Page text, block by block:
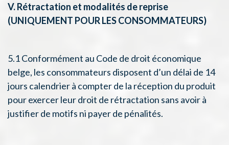
V. Rétractation et modalités de reprise
(UNIQUEMENT POUR LES CONSOMMATEURS)
5.1 Conformément au Code de droit économique
belge, les consommateurs disposent d’un délai de 14
jours calendrier à compter de la réception du produit
pour exercer leur droit de rétractation sans avoir à
justifier de motifs ni payer de pénalités.